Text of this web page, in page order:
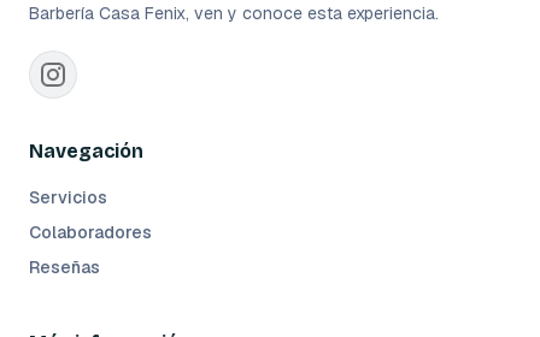
Barbería Casa Fenix, ven y conoce esta experiencia.
Navegación
Servicios
Colaboradores
Reseñas